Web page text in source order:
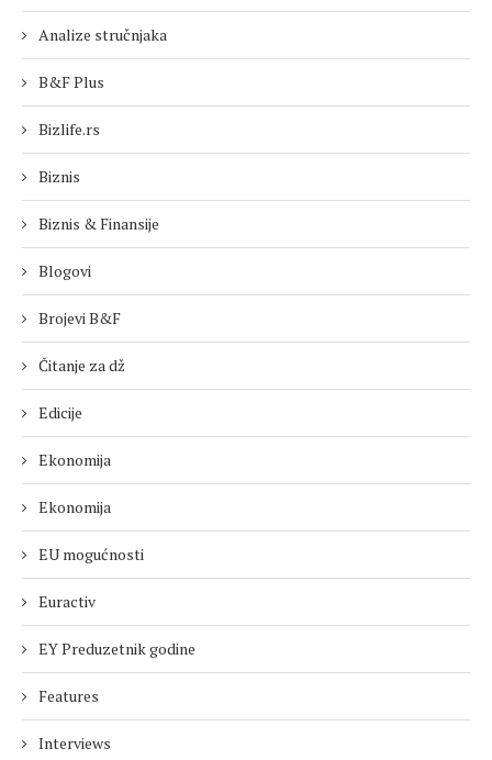
Analize stručnjaka
B&F Plus
Bizlife.rs
Biznis
Biznis & Finansije
Blogovi
Brojevi B&F
Čitanje za dž
Edicije
Ekonomija
Ekonomija
EU mogućnosti
Euractiv
EY Preduzetnik godine
Features
Interviews